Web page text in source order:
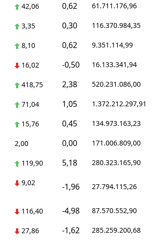
42,06 0,62 61.711.176,96
3,35 0,30 116.370.984,35
8,10 0,62 9.351.114,99
16,02 -0,50 16.133.341,94
418,75 2,38 520.231.086,00
71,04 1,05 1.372.212.297,91
15,76 0,45 134.973.163,23
2,00 0,00 171.006.809,00
119,90 5,18 280.323.165,90
9,02 -1,96 27.794.115,26
116,40 -4,98 87.570.552,90
27,86 -1,62 285.259.200,68